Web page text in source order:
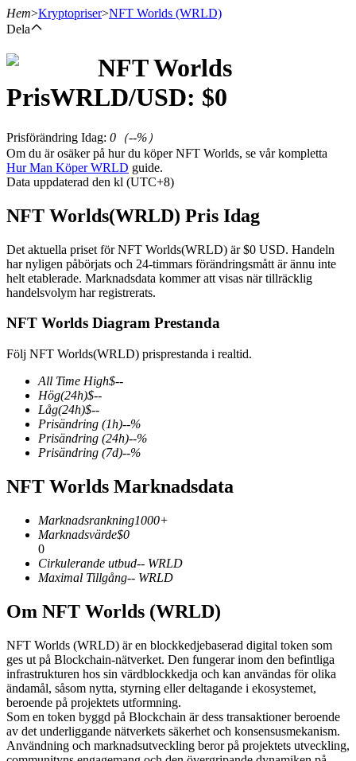
Futures med USDT som säkerhet
COIN-M Futures
Futures för kryptovaluta
TradFi
Derivat för aktier, valuta, ädelmetaller och råvaror
USDC Futures
Futures med USDC som säkerhet
Hem>Kryptopriser>NFT Worlds (WRLD)
Dela
NFT Worlds
PrisWRLD/USD: $0
Prisförändring Idag: 0 （--%）
Om du är osäker på hur du köper NFT Worlds, se vår kompletta
Hur Man Köper WRLD guide.
Data uppdaterad den kl (UTC+8)
NFT Worlds(WRLD) Pris Idag
Det aktuella priset för NFT Worlds(WRLD) är $0 USD. Handeln
har nyligen påbörjats och 24-timmars förändringsmått är ännu inte
helt etablerade. Marknadsdata kommer att visas när tillräcklig
handelsvolym har registrerats.
NFT Worlds Diagram Prestanda
Följ NFT Worlds(WRLD) prisprestanda i realtid.
All Time High$--
Hög(24h)$--
Låg(24h)$--
Prisändring (1h)--%
Prisändring (24h)--%
Prisändring (7d)--%
NFT Worlds Marknadsdata
Marknadsrankning1000+
Marknadsvärde$0
0
Cirkulerande utbud-- WRLD
Maximal Tillgång-- WRLD
Om NFT Worlds (WRLD)
NFT Worlds (WRLD) är en blockkedjebaserad digital token som
ges ut på Blockchain-nätverket. Den fungerar inom den befintliga
infrastrukturen hos sin värdblockkedja och kan användas för olika
ändamål, såsom nytta, styrning eller deltagande i ekosystemet,
beroende på projektets utformning.
Som en token byggd på Blockchain är dess transaktioner beroende
av det underliggande nätverkets säkerhet och konsensusmekanism.
Användning och marknadsutveckling beror på projektets utveckling,